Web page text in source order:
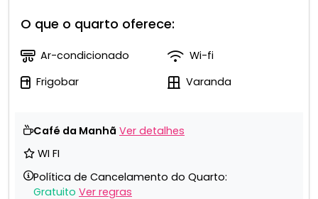
O que o quarto oferece:
Ar-condicionado
Wi-fi
Frigobar
Varanda
Café da Manhã Ver detalhes
WI FI
Política de Cancelamento do Quarto:
Gratuito Ver regras